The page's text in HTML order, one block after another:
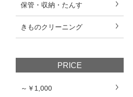
保管・収納・たんす
きものクリーニング
PRICE
～￥1,000